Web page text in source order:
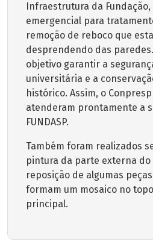
Infraestrutura da
emergencial para
remoção de reboco que
desprendendo das
objetivo garantir a
universitária e a
histórico. Assim, o
atenderam prontamente a
FUNDASP.
Também foram realizados
pintura da parte externa do
reposição de algumas
formam um mosaico no
principal.